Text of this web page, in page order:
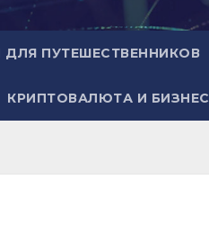
ПУТЕШЕСТВЕННИКОВ
КРИПТОВАЛЮТА И БИЗНЕС